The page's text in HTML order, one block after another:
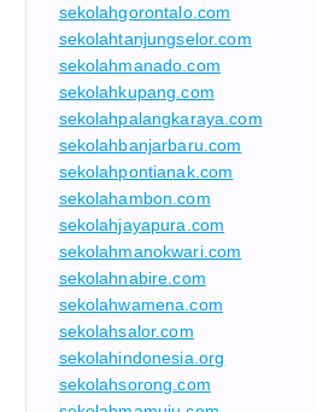
sekolahgorontalo.com
sekolahtanjungselor.com
sekolahmanado.com
sekolahkupang.com
sekolahpalangkaraya.com
sekolahbanjarbaru.com
sekolahpontianak.com
sekolahambon.com
sekolahjayapura.com
sekolahmanokwari.com
sekolahnabire.com
sekolahwamena.com
sekolahsalor.com
sekolahindonesia.org
sekolahsorong.com